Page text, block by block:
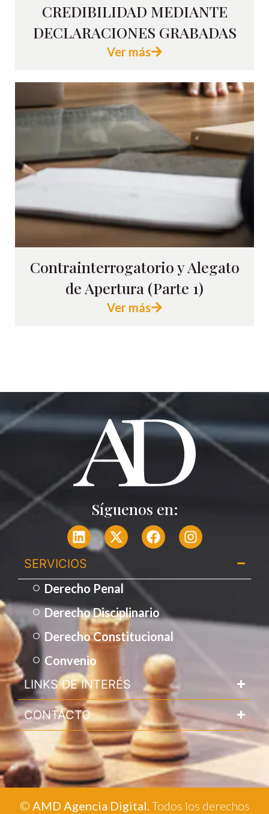
CREDIBILIDAD MEDIANTE
DECLARACIONES GRABADAS
Ver más
Contrainterrogatorio y Alegato
de Apertura (Parte 1)
Ver más
Síguenos en:
SERVICIOS​
Derecho Penal
Derecho Disciplinario
Derecho Constitucional
Convenio
LINKS DE INTERÉS
CONTACTO​
© AMD Agencia Digital.Todos los derechos